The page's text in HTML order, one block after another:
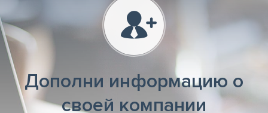
Дополни информацию о
своей компании